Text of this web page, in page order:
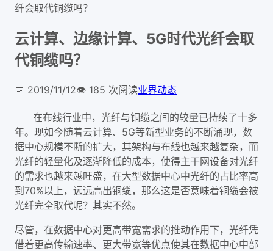
纤会取代铜缆吗？
云计算、边缘计算、5G时代光纤会取
代铜缆吗？
📅 2019/11/12👁️ 185 次阅读业界动态
在布线行业中，光纤与铜缆之间的较量已持续了十多
年。现如今随着云计算、5G等新型业务的不断涌现，数
据中心规模不断的扩大，其架构与布线也越来越复杂，而
光纤的轻量化及逐渐降低的成本，使得主干网设备对光纤
的需求也越来越旺盛，在大型数据中心中光纤的占比率高
到70%以上，远远高出铜缆，那么这是否意味着铜缆会被
光纤完全取代呢？其实不然。
尽管，在数据中心对更高带宽需求的推动作用下，光纤凭
借着更高传输速率、更大带宽等优点使其在数据中心中部